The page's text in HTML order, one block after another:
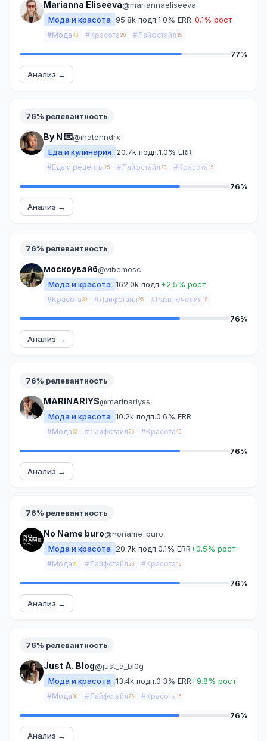
Marianna Eliseeva@mariannaeliseeva
Мода и красота 95.8k подп.1.0% ERR-0.1% рост
#Мода 40 #Красота 20 #Лайфстайл 15
77%
Анализ →
76% релевантность
By N 💌@ihatehndrx
Еда и кулинария
20.7k подп.1.0% ERR
#Еда и рецепты 25 #Лайфстайл 20 #Красота 15
76%
Анализ →
76% релевантность
москоувайб@vibemosc
Мода и красота 162.0k подп.+2.5% рост
#Красота 30 #Лайфстайл 25 #Развлечения 15
76%
Анализ →
76% релевантность
MARINARIYS@marinariyss
Мода и красота 10.2k подп.0.6% ERR
#Мода 35 #Лайфстайл 25 #Красота 15
76%
Анализ →
76% релевантность
No Name buro@noname_buro
Мода и красота
20.7k подп.0.1% ERR+0.5% рост
#Мода 35 #Лайфстайл 25 #Красота 15
76%
Анализ →
76% релевантность
Just A. Blog@just_a_bl0g
Мода и красота 13.4k подп.0.3% ERR+9.8% рост
#Мода 30 #Лайфстайл 25 #Красота 15
76%
Анализ →